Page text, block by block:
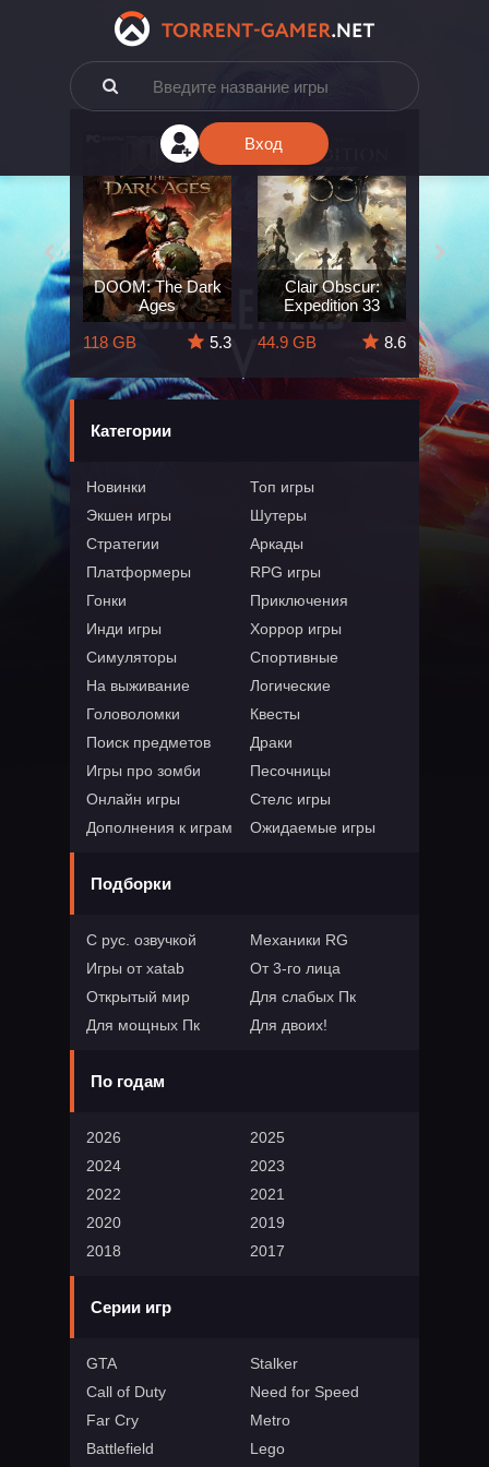
Вход
The
5.7
DOOM: The Dark
Ages
118 GB
5.3
Clair Obscur:
Expedition 33
44.9 GB
8.6
164 GB
Категории
Новинки
Топ игры
Экшен игры
Шутеры
Стратегии
Аркады
Платформеры
RPG игры
Гонки
Приключения
Инди игры
Хоррор игры
Симуляторы
Спортивные
На выживание
Логические
Головоломки
Квесты
Поиск предметов
Драки
Игры про зомби
Песочницы
Онлайн игры
Стелс игры
Дополнения к играм
Ожидаемые игры
Подборки
С рус. озвучкой
Механики RG
Игры от xatab
От 3-го лица
Открытый мир
Для слабых Пк
Для мощных Пк
Для двоих!
По годам
2026
2025
2024
2023
2022
2021
2020
2019
2018
2017
Серии игр
GTA
Stalker
Call of Duty
Need for Speed
Far Cry
Metro
Battlefield
Lego